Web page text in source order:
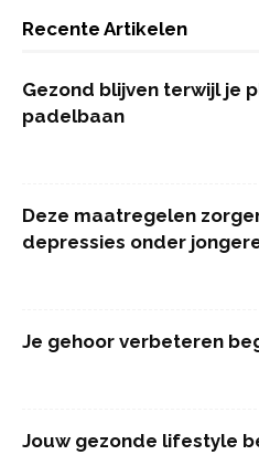
Recente Artikelen
Gezond blijven terwijl je
padelbaan
Deze maatregelen
depressies onder
Je gehoor verbeteren
Jouw gezonde lifestyle